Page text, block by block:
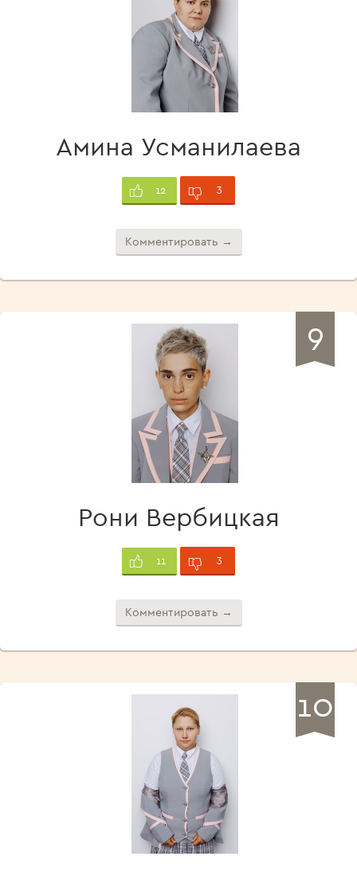
Амина Усманилаева
12 3
Комментировать →
9
Рони Вербицкая
11 3
Комментировать →
10